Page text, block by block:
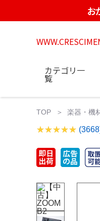
お
カテゴリ一
覧
TOP 楽器・機